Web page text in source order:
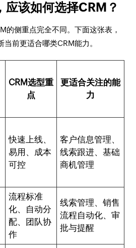
应该如何选择CRM？
的侧重点完全不同。下面这张表，
前更适合哪类CRM能力。
CRM选型重
点
更适合关注的能
力
快速上线、
易用、成本
可控
客户信息管理、
线索跟进、基础
商机管理
流程标准
化、自动分
配、团队协
作
线索管理、销售
流程自动化、审
批与提醒